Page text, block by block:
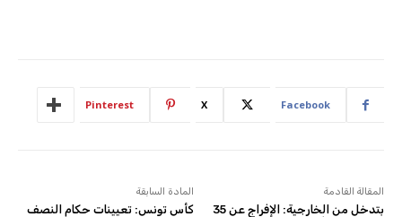
Facebook
X
Pinterest
المادة السابقة
كأس تونس: تعيينات حكام النصف
المقالة القادمة
بتدخل من الخارجية: الإفراج عن 35